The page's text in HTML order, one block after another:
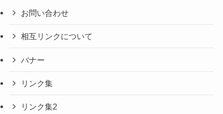
お問い合わせ
相互リンクについて
バナー
リンク集
リンク集2